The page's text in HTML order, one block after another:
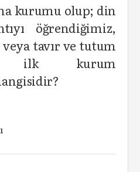
kurumu olup; din
öğrendiğimiz,
tavır ve tutum
ilk kurum